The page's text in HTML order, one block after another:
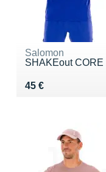
Salomon
SHAKEout CORE
45 €
Vendu 45 €